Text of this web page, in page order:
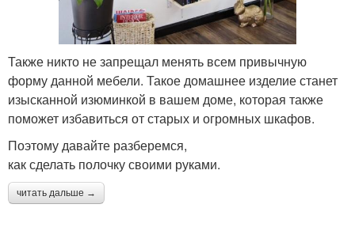
Также никто не запрещал менять всем привычную
форму данной мебели. Такое домашнее изделие станет
изысканной изюминкой в вашем доме, которая также
поможет избавиться от старых и огромных шкафов.
Поэтому давайте разберемся,
как сделать полочку своими руками.
читать дальше →